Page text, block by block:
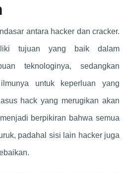
antara hacker dan cracker.
tujuan yang baik dalam
teknologinya, sedangkan
untuk keperluan yang
hack yang merugikan akan
berpikiran bahwa semua
padahal sisi lain hacker juga